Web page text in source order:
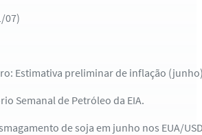
07)
Estimativa preliminar de inflação
Semanal de Petróleo da EIA.
de soja em junho nos EUA/